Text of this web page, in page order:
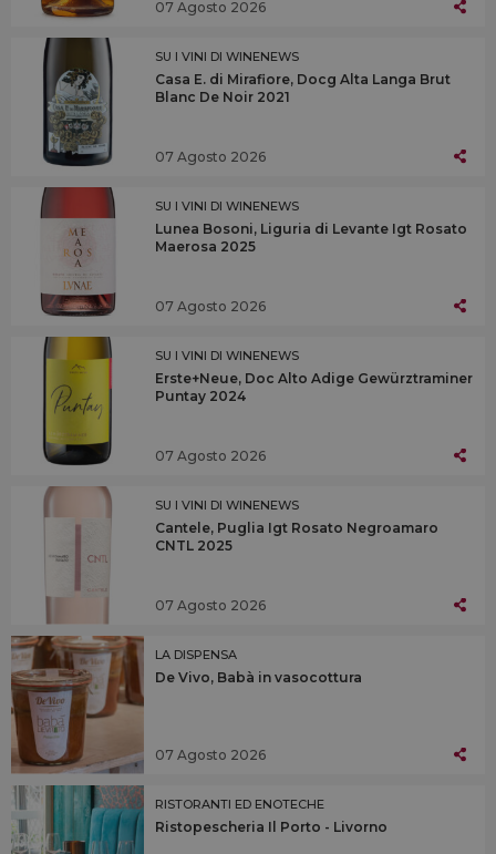
07 Agosto 2026
SU I VINI DI WINENEWS
Casa E. di Mirafiore, Docg Alta Langa Brut
Blanc De Noir 2021
07 Agosto 2026
SU I VINI DI WINENEWS
Lunea Bosoni, Liguria di Levante Igt Rosato
Maerosa 2025
07 Agosto 2026
SU I VINI DI WINENEWS
Erste+Neue, Doc Alto Adige Gewürztraminer
Puntay 2024
07 Agosto 2026
SU I VINI DI WINENEWS
Cantele, Puglia Igt Rosato Negroamaro
CNTL 2025
07 Agosto 2026
LA DISPENSA
De Vivo, Babà in vasocottura
07 Agosto 2026
RISTORANTI ED ENOTECHE
Ristopescheria Il Porto - Livorno